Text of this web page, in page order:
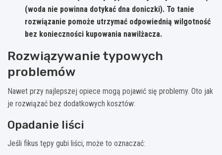
(woda nie powinna dotykać dna doniczki). To tanie
rozwiązanie pomoże utrzymać odpowiednią wilgotność
bez konieczności kupowania nawilżacza.
Rozwiązywanie typowych
problemów
Nawet przy najlepszej opiece mogą pojawić się problemy. Oto jak
je rozwiązać bez dodatkowych kosztów:
Opadanie liści
Jeśli fikus tępy gubi liści, może to oznaczać: